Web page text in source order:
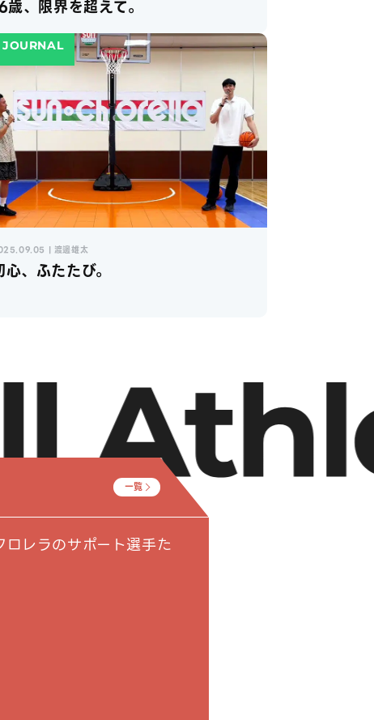
歳、限界を超えて。
JOURNAL
| 渡邊雄太
心、ふたたび。
一覧
レラのサポート選手た